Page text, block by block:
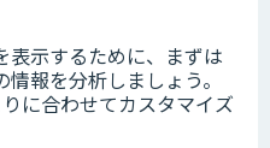
表示するために、まずは
報を分析しましょう。
に合わせてカスタマイズ